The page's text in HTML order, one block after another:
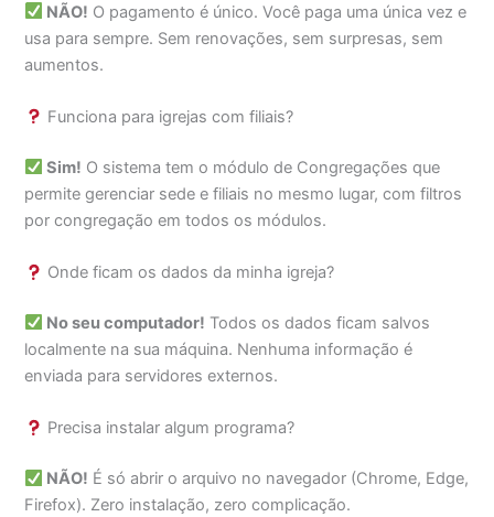
NÃO! O pagamento é único. Você paga uma única vez e
usa para sempre. Sem renovações, sem surpresas, sem
aumentos.
Funciona para igrejas com filiais?
Sim! O sistema tem o módulo de Congregações que
permite gerenciar sede e filiais no mesmo lugar, com filtros
por congregação em todos os módulos.
Onde ficam os dados da minha igreja?
No seu computador! Todos os dados ficam salvos
localmente na sua máquina. Nenhuma informação é
enviada para servidores externos.
Precisa instalar algum programa?
NÃO! É só abrir o arquivo no navegador (Chrome, Edge,
Firefox). Zero instalação, zero complicação.